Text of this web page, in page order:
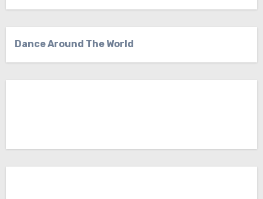
Dance Around The World